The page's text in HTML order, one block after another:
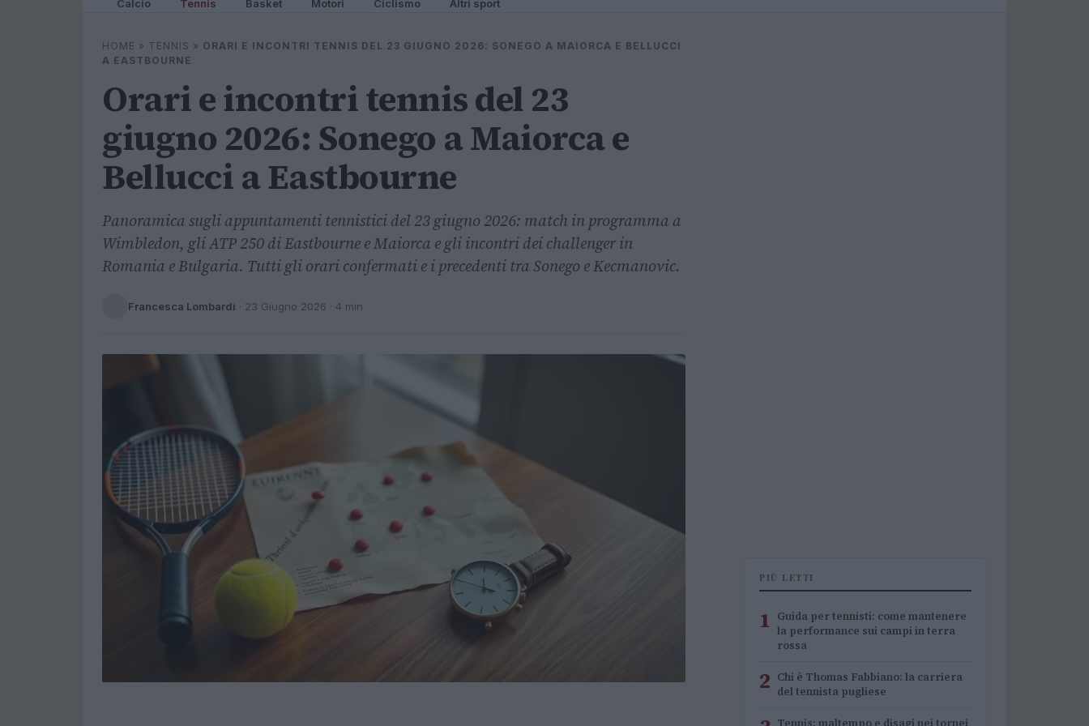
Calcio Tennis Basket Motori Ciclismo Altri sport
HOME » TENNIS » ORARI E INCONTRI TENNIS DEL 23 GIUGNO 2026: SONEGO A MAIORCA E BELLUCCI
A EASTBOURNE
Orari e incontri tennis del 23
giugno 2026: Sonego a Maiorca e
Bellucci a Eastbourne
Panoramica sugli appuntamenti tennistici del 23 giugno 2026: match in programma a
Wimbledon, gli ATP 250 di Eastbourne e Maiorca e gli incontri dei challenger in
Romania e Bulgaria. Tutti gli orari confermati e i precedenti tra Sonego e Kecmanovic.
Francesca Lombardi · 23 Giugno 2026 · 4 min
PIÙ LETTI
1 Guida per tennisti: come mantenere
la performance sui campi in terra
rossa
2 Chi è Thomas Fabbiano: la carriera
del tennista pugliese
Tennis: maltempo e disagi nei tornei